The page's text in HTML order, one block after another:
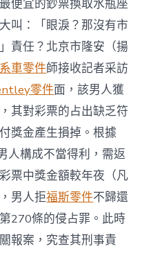
便宜的鈔票換取水瓶座
叫：「眼淚？那沒有市
責任？北京市隆安（揚
車零件師接收記者采訪
零件面，該男人獲
其對彩票的占出缺乏符
獎金產生損掉。根據
人構成不當得利，需返
票中獎金額較年夜（凡
男人拒福斯零件不歸還
270條的侵占罪。此時
報案，究查其刑事責